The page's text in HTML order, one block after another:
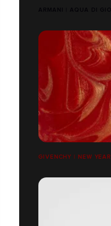
GIVENCHY | NEW YEAR